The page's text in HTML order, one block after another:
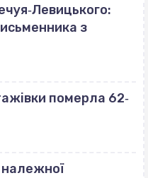
з
померла 62‐
належної